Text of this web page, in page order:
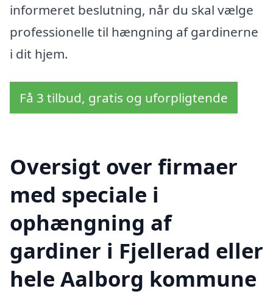
informeret beslutning, når du skal vælge
professionelle til hængning af gardinerne
i dit hjem.
Få 3 tilbud, gratis og uforpligtende
Oversigt over firmaer
med speciale i
ophængning af
gardiner i Fjellerad eller
hele Aalborg kommune